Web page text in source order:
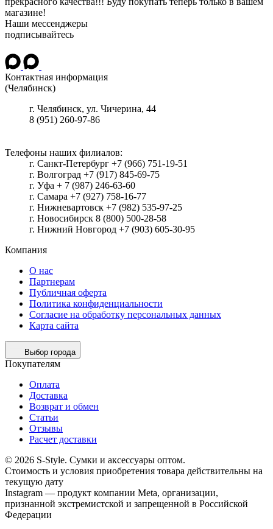
магазине!
Наши мессенджеры
подписывайтесь
Контактная информация
(Челябинск)
г. Челябинск, ул. Чичерина, 44
8 (951) 260-97-86
Телефоны наших филиалов:
г. Санкт-Петербург +7 (966) 751-19-51
г. Волгоград +7 (917) 845-69-75
г. Уфа + 7 (987) 246-63-60
г. Самара +7 (927) 758-16-77
г. Нижневартовск +7 (982) 535-97-25
г. Новосибирск 8 (800) 500-28-58
г. Нижний Новгород +7 (903) 605-30-95
Компания
О нас
Партнерам
Публичная оферта
Политика конфиденциальности
Согласие на обработку персональных данных
Карта сайта
Выбор города
Покупателям
Оплата
Доставка
Возврат и обмен
Статьи
Отзывы
Расчет доставки
© 2026 S-Style. Сумки и аксессуары оптом.
Cтоимость и условия приобретения товара действительны на
текущую дату
Instagram — продукт компании Meta, организации,
признанной экстремистской и запрещенной в Российской
Федерации